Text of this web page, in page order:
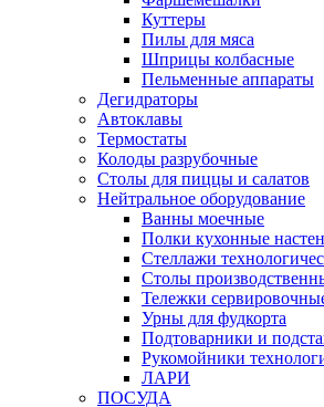
Куттеры
Пилы для мяса
Шприцы колбасные
Пельменные аппараты
Дегидраторы
Автоклавы
Термостаты
Колоды разрубочные
Столы для пиццы и салатов
Нейтральное оборудование
Ванны моечные
Полки кухонные
Стеллажи
Столы
Тележки
Урны для фудкорта
Подтоварники и
Рукомойники
ЛАРИ
ПОСУДА